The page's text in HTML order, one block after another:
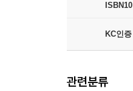
ISBN10
KC인증
관련분류